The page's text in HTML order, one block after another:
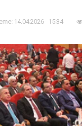
14.04.2026 - 15:34